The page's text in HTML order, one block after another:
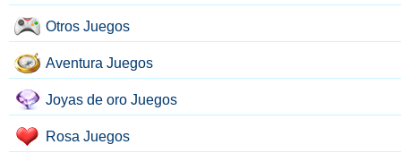
Otros Juegos
Aventura Juegos
Joyas de oro Juegos
Rosa Juegos